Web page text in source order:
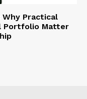
Practical
Portfolio Matter